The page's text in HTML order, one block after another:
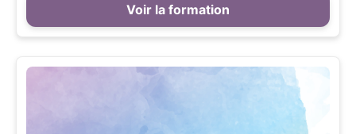
Voir la formation